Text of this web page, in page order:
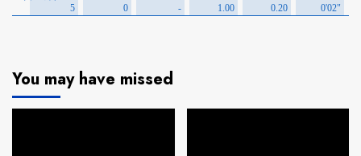
You may have missed